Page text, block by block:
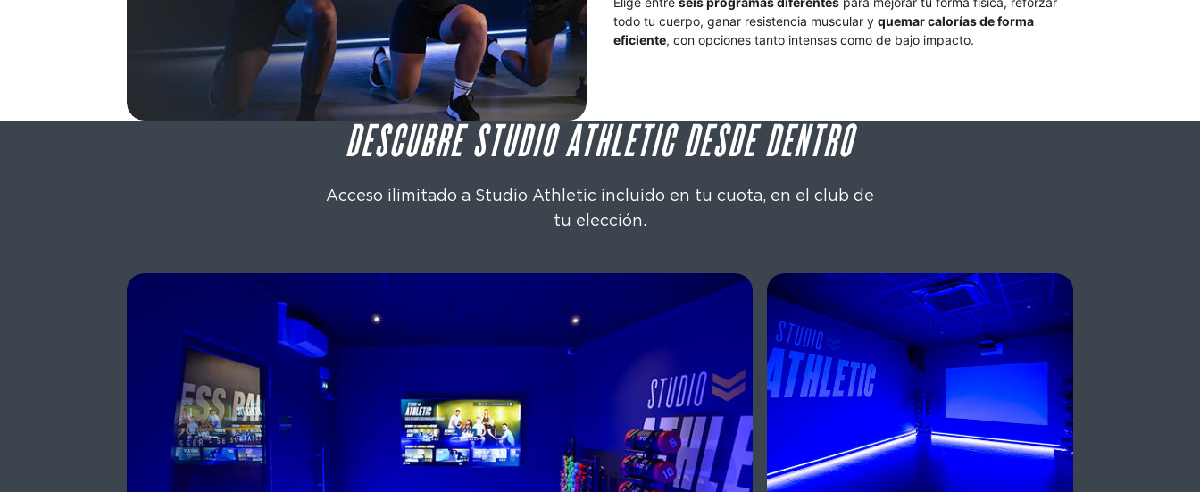
todo tu cuerpo, ganar resistencia muscular y quemar calorías de forma
eficiente, con opciones tanto intensas como de bajo impacto.
DESCUBRE STUDIO ATHLETIC DESDE DENTRO
Acceso ilimitado a Studio Athletic incluido en tu cuota, en el club de
tu elección.